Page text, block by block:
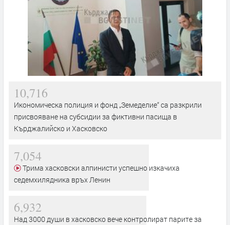
10,716
Икономическа полиция и фонд „Земеделие“ са разкрили
присвояване на субсидии за фиктивни пасища в
Кърджалийско и Хасковско
7,054
седемхилядника връх Ленин
6,932
Над 3000 души в хасковско вече контролират парите за